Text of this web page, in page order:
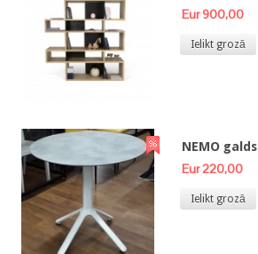
Eur 900,00
Ielikt grozā
NEMO galds
Eur 220,00
Ielikt grozā